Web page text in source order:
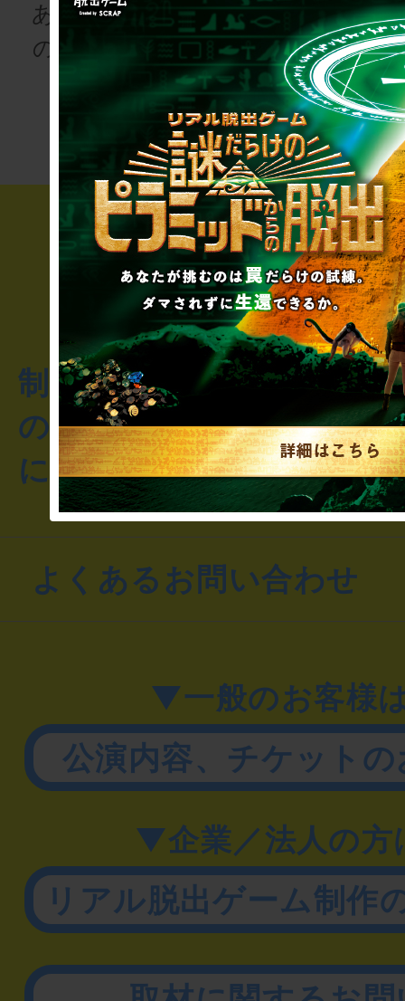
あなたも、物語
の登場人物にな
りませんか
次の授業は“謎
き”!?
制作のご相談・コラボレ
のお客様からのご質問や
にお問い合わせください
よくあるお問い合わせ
▼一般のお客様
公演内容、チケット
▼企業／法人の方
リアル脱出ゲーム制作